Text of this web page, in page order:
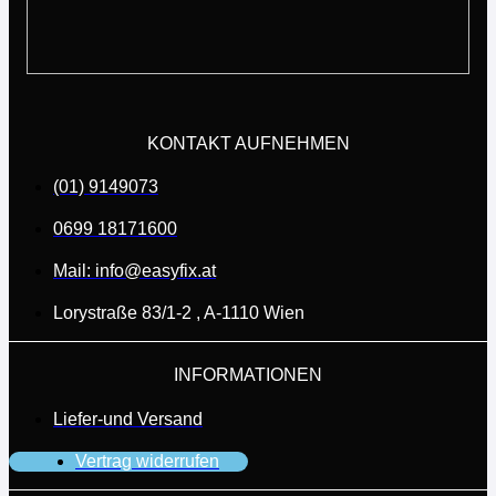
KONTAKT AUFNEHMEN
(01) 9149073
0699 18171600
Mail: info@easyfix.at
Lorystraße 83/1-2 , A-1110 Wien
INFORMATIONEN
Liefer-und Versand
Vertrag widerrufen